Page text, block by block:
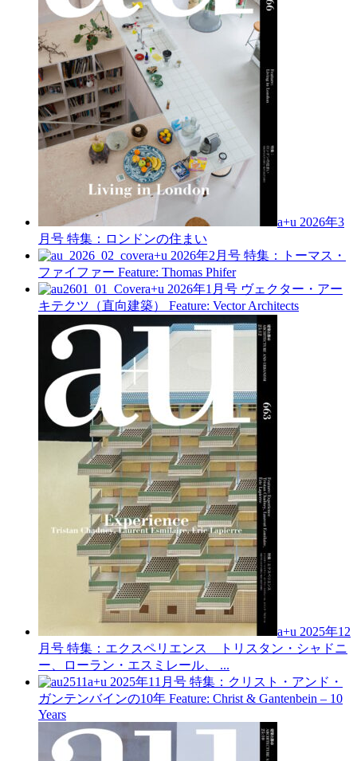
a+u 2026年3
月号 特集：ロンドンの住まい
a+u 2026年2月号 特集：トーマス・
ファイファー Feature: Thomas Phifer
a+u 2026年1月号 ヴェクター・アー
キテクツ（直向建築）
Feature: Vector Architects
a+u 2025年12
月号 特集：エクスペリエンス トリスタン・シャドニ
ー、ローラン・エスミレール、 ...
a+u 2025年11月号 特集：クリスト・アンド・
ガンテンバインの10年 Feature: Christ & Gantenbein – 10
Years